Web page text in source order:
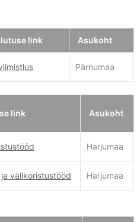
link Asukoht
Pärnumaa
link Asukoht
Harjumaa
välikoristustööd Harjumaa